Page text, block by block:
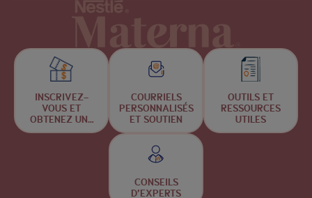
INSCRIVEZ-
VOUS ET
OBTENEZ UNE
CHANCE DE
COURRIELS
PERSONNALISÉS
ET SOUTIEN
OUTILS ET
RESSOURCES
UTILES
CONSEILS
D’EXPERTS